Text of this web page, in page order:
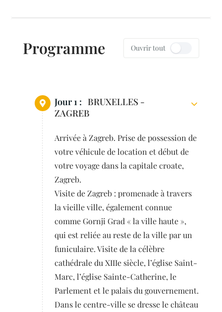
Programme Ouvrir tout
Jour 1 : BRUXELLES -
ZAGREB
Arrivée à Zagreb. Prise de possession de
votre véhicule de location et début de
votre voyage dans la capitale croate,
Zagreb.
Visite de Zagreb : promenade à travers
la vieille ville, également connue
comme Gornji Grad « la ville haute »,
qui est reliée au reste de la ville par un
funiculaire. Visite de la célèbre
cathédrale du XIIIe siècle, l’église Saint-
Marc, l’église Sainte-Catherine, le
Parlement et le palais du gouvernement.
Dans le centre-ville se dresse le château